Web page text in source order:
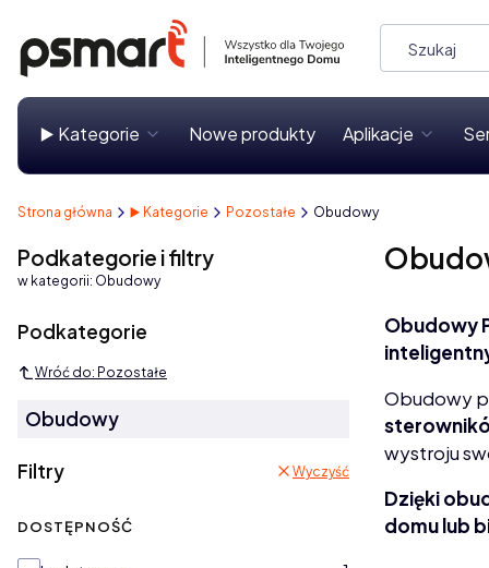
▶️ Kategorie Nowe produkty Aplikacje
Strona główna ▶️ Kategorie Pozostałe Obudowy
Podkategorie i filtry
w kategorii: Obudowy
Podkategorie
Wróć do: Pozostałe
Obudowy
Filtry Wyczyść
DOSTĘPNOŚĆ
Obudowy
Obudowy
wystroju
Dzięki
domu lub